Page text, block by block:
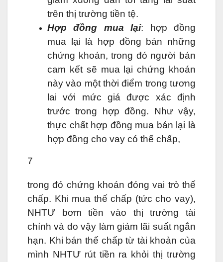
trên thị trường tiền tệ.
Hợp đồng mua lại: hợp đồng
mua lại là hợp đồng bán những
chứng khoán, trong đó người bán
cam kết sẽ mua lại chứng khoán
này vào một thời điểm trong tương
lai với mức giá được xác định
trước trong hợp đồng. Như vậy,
thực chất hợp đồng mua bán lại là
hợp đồng cho vay có thế chấp,
7
trong đó chứng khoán đóng vai trò thế
chấp. Khi mua thế chấp (tức cho vay),
NHTƯ bơm tiền vào thị trường tài
chính và do vậy làm giảm lãi suất ngắn
hạn. Khi bán thế chấp từ tài khoản của
mình NHTƯ rút tiền ra khỏi thị trường